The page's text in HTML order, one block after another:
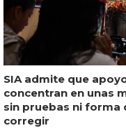
SIA admite que
concentran en unas
sin pruebas ni forma
corregir